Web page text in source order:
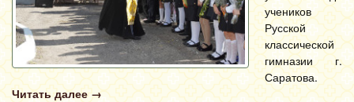
учеников
Русской
классической
гимназии г.
Саратова.
Читать далее →